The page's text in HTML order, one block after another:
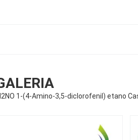
1-(4-Amino-3,5-diclorofenil) etano